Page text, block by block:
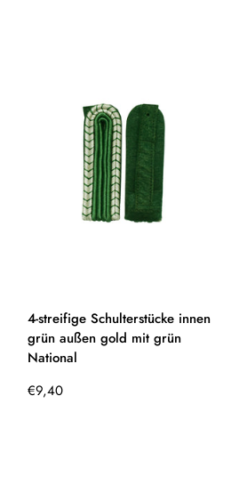
4-streifige Schulterstücke innen
grün außen gold mit grün
National
Regulärer
€9,40